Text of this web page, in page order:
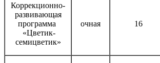
Коррекционно-
развивающая
программа
«Цветик-
семицветик»
очная 16